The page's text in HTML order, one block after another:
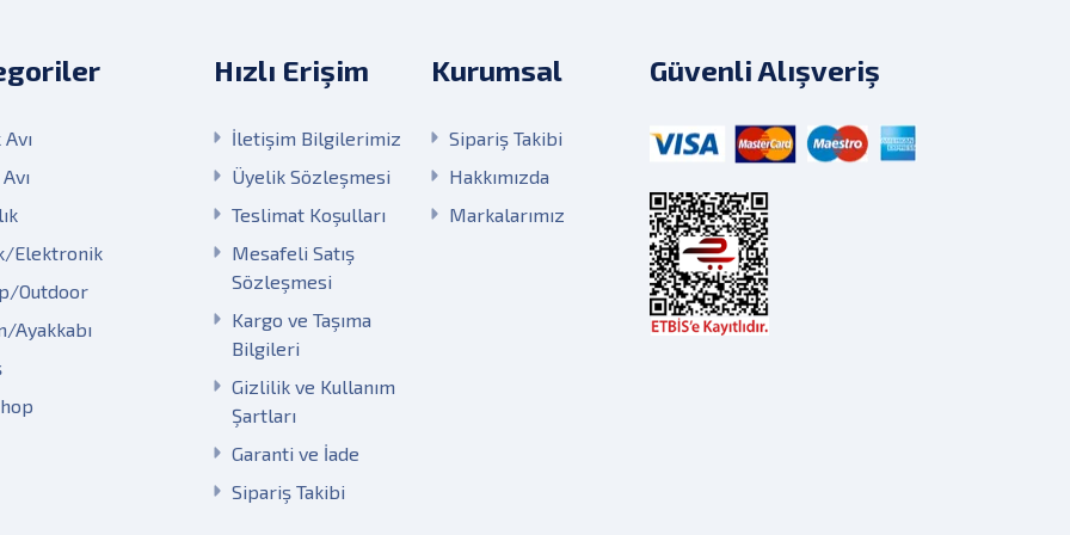
Elektronik
Outdoor
Ayakkabı
Hızlı Erişim
İletişim Bilgilerimiz
Üyelik Sözleşmesi
Teslimat Koşulları
Mesafeli Satış
Sözleşmesi
Kargo ve Taşıma
Bilgileri
Gizlilik ve Kullanım
Şartları
Garanti ve İade
Sipariş Takibi
Kurumsal
Sipariş Takibi
Hakkımızda
Markalarımız
Güvenli Alışveriş